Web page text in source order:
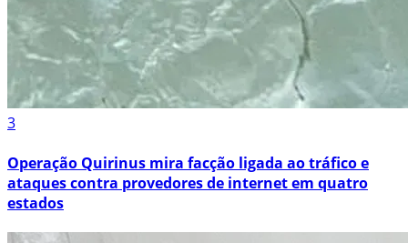
3
Operação Quirinus mira facção ligada ao tráfico e
ataques contra provedores de internet em quatro
estados